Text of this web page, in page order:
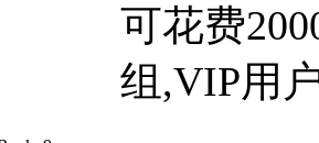
可花费
组,VIP用